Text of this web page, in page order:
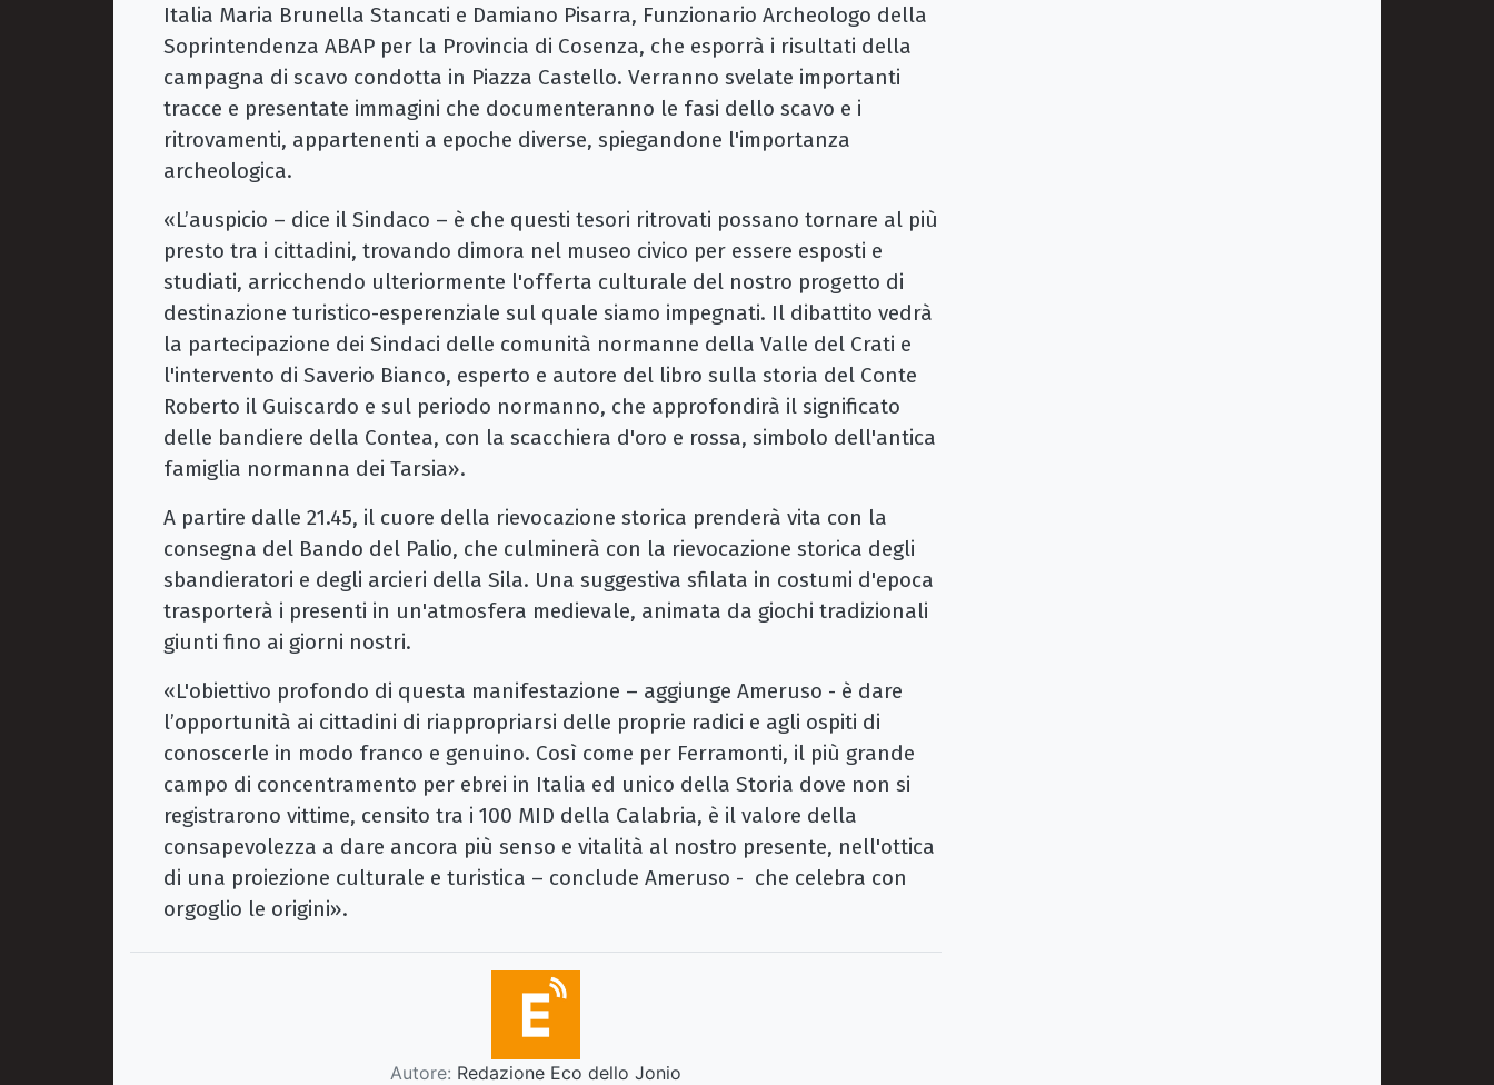
Italia Maria Brunella Stancati e Damiano Pisarra, Funzionario Archeologo della
Soprintendenza ABAP per la Provincia di Cosenza, che esporrà i risultati della
campagna di scavo condotta in Piazza Castello. Verranno svelate importanti
tracce e presentate immagini che documenteranno le fasi dello scavo e i
ritrovamenti, appartenenti a epoche diverse, spiegandone l'importanza
archeologica.
«L’auspicio – dice il Sindaco – è che questi tesori ritrovati possano tornare al più
presto tra i cittadini, trovando dimora nel museo civico per essere esposti e
studiati, arricchendo ulteriormente l'offerta culturale del nostro progetto di
destinazione turistico-esperenziale sul quale siamo impegnati. Il dibattito vedrà
la partecipazione dei Sindaci delle comunità normanne della Valle del Crati e
l'intervento di Saverio Bianco, esperto e autore del libro sulla storia del Conte
Roberto il Guiscardo e sul periodo normanno, che approfondirà il significato
delle bandiere della Contea, con la scacchiera d'oro e rossa, simbolo dell'antica
famiglia normanna dei Tarsia».
A partire dalle 21.45, il cuore della rievocazione storica prenderà vita con la
consegna del Bando del Palio, che culminerà con la rievocazione storica degli
sbandieratori e degli arcieri della Sila. Una suggestiva sfilata in costumi d'epoca
trasporterà i presenti in un'atmosfera medievale, animata da giochi tradizionali
giunti fino ai giorni nostri.
«L'obiettivo profondo di questa manifestazione – aggiunge Ameruso - è dare
l’opportunità ai cittadini di riappropriarsi delle proprie radici e agli ospiti di
conoscerle in modo franco e genuino. Così come per Ferramonti, il più grande
campo di concentramento per ebrei in Italia ed unico della Storia dove non si
registrarono vittime, censito tra i 100 MID della Calabria, è il valore della
consapevolezza a dare ancora più senso e vitalità al nostro presente, nell'ottica
di una proiezione culturale e turistica – conclude Ameruso - che celebra con
orgoglio le origini».
Autore: Redazione Eco dello Jonio